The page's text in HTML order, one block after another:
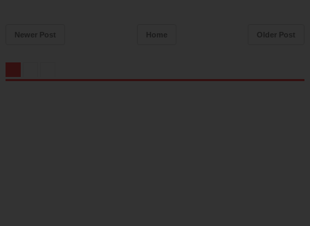
Newer Post Older Post
Home